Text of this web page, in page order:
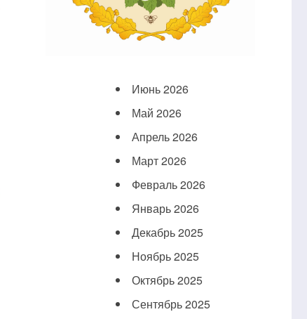
Июнь 2026
Май 2026
Апрель 2026
Март 2026
Февраль 2026
Январь 2026
Декабрь 2025
Ноябрь 2025
Октябрь 2025
Сентябрь 2025